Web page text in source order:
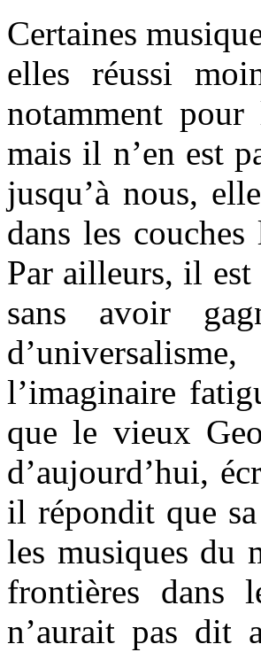
Certaines
elles réussi
notamment pour
mais il n’en est
jusqu’à nous,
dans les
Par ailleurs, il est
sans avoir
l’imaginaire
que le vieux
d’aujourd’hui,
il répondit que
les musiques du
frontières dans
n’aurait pas dit